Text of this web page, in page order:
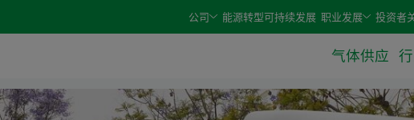
arrow keys and select an option with the enter or space keys.
公司 能源转型可持续发展 职业发展 投资者
气体供应